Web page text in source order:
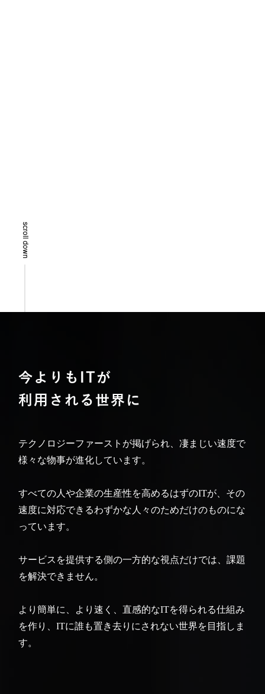
scroll down
今よりもITが
利用される世界に
テクノロジーファーストが掲げられ、凄まじい速度で
様々な物事が進化しています。
すべての人や企業の生産性を高めるはずのITが、 その
速度に対応できるわずかな人々のためだけのものにな
っています。
サービスを提供する側の一方的な視点だけでは、課題
を解決できません。
より簡単に、より速く、直感的なITを得られる仕組み
を作り、ITに誰も置き去りにされない世界を目指しま
す。